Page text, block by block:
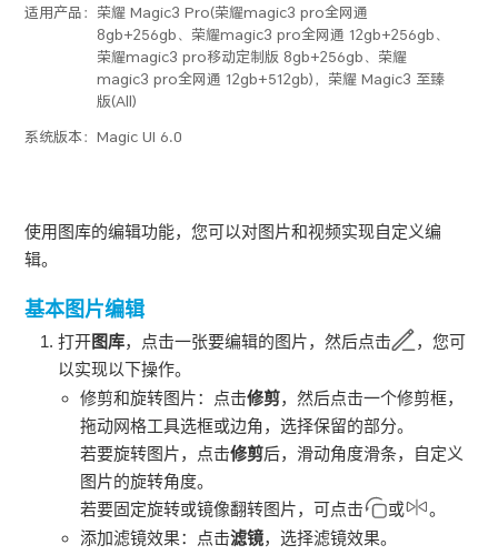
适用产品： 荣耀 Magic3 Pro(荣耀magic3 pro全网通
8gb+256gb、荣耀magic3 pro全网通 12gb+256gb、
荣耀magic3 pro移动定制版 8gb+256gb、荣耀
magic3 pro全网通 12gb+512gb)，荣耀 Magic3 至臻
版(All)
系统版本：Magic UI 6.0
使用图库的编辑功能，您可以对图片和视频实现自定义编
辑。
基本图片编辑
打开图库，点击一张要编辑的图片，然后点击
，您可
以实现以下操作。
修剪和旋转图片：点击修剪，然后点击一个修剪框，
拖动网格工具选框或边角，选择保留的部分。
若要旋转图片，点击修剪后，滑动角度滑条，自定义
图片的旋转角度。
若要固定旋转或镜像翻转图片，可点击
或
。
添加滤镜效果：点击滤镜，选择滤镜效果。